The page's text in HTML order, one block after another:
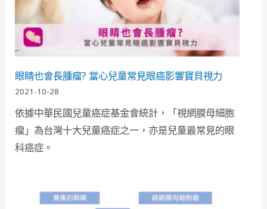
眼睛也會長腫瘤? 當心兒童常見眼癌影響寶貝視力
2021-10-28
依據中華民國兒童癌症基金會統計，「視網膜母細胞
瘤」為台灣十大兒童癌症之一，亦是兒童最常見的眼
科癌症。